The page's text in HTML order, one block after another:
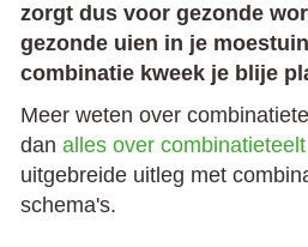
zorgt dus voor gezonde
gezonde uien in je
combinatie kweek je blije
Meer weten over
dan alles over combinatieteelt
uitgebreide uitleg met
schema's.